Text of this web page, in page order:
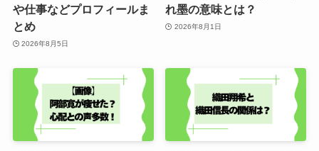
や仕事などプロフィールま
とめ
2026年8月5日
れ墨の意味とは？
2026年8月1日